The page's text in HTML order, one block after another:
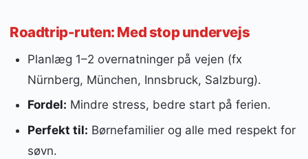
Roadtrip-ruten: Med stop undervejs
Planlæg 1–2 overnatninger på vejen (fx
Nürnberg, München, Innsbruck, Salzburg).
Fordel: Mindre stress, bedre start på ferien.
Perfekt til: Børnefamilier og alle med respekt for
søvn.